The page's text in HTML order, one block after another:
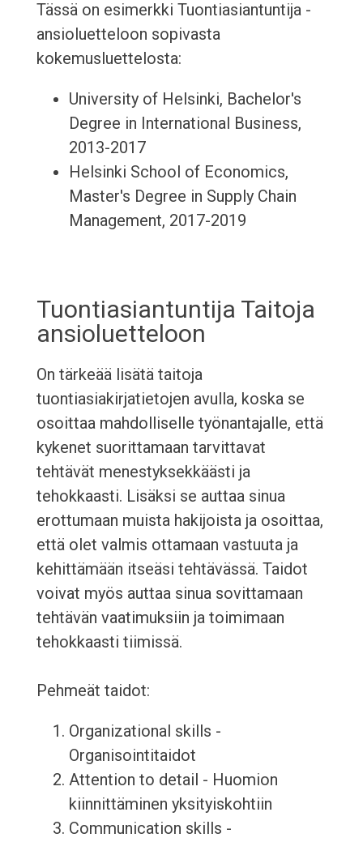
Tässä on esimerkki Tuontiasiantuntija -
ansioluetteloon sopivasta
kokemusluettelosta:
University of Helsinki, Bachelor's
Degree in International Business,
2013-2017
Helsinki School of Economics,
Master's Degree in Supply Chain
Management, 2017-2019
Tuontiasiantuntija Taitoja
ansioluetteloon
On tärkeää lisätä taitoja
tuontiasiakirjatietojen avulla, koska se
osoittaa mahdolliselle työnantajalle, että
kykenet suorittamaan tarvittavat
tehtävät menestyksekkäästi ja
tehokkaasti. Lisäksi se auttaa sinua
erottumaan muista hakijoista ja osoittaa,
että olet valmis ottamaan vastuuta ja
kehittämään itseäsi tehtävässä. Taidot
voivat myös auttaa sinua sovittamaan
tehtävän vaatimuksiin ja toimimaan
tehokkaasti tiimissä.
Pehmeät taidot:
Organizational skills -
Organisointitaidot
Attention to detail - Huomion
kiinnittäminen yksityiskohtiin
Communication skills -